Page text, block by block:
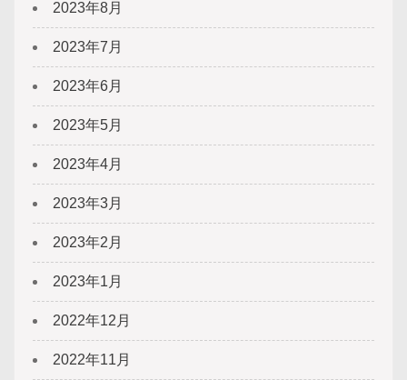
2023年8月
2023年7月
2023年6月
2023年5月
2023年4月
2023年3月
2023年2月
2023年1月
2022年12月
2022年11月